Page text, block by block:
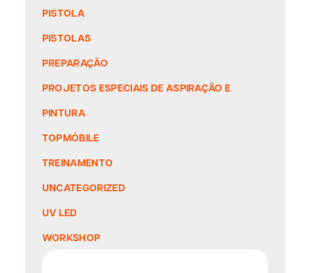
PISTOLA
PISTOLAS
PREPARAÇÃO
PROJETOS ESPECIAIS DE ASPIRAÇÃO E
PINTURA
TOPMÓBILE
TREINAMENTO
UNCATEGORIZED
UV LED
WORKSHOP